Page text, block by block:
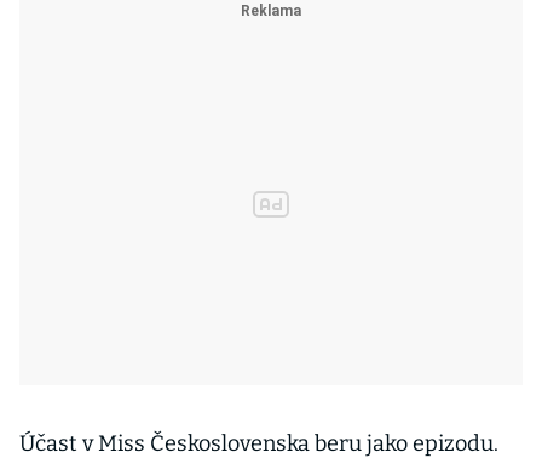
Účast v Miss Československa beru jako epizodu.